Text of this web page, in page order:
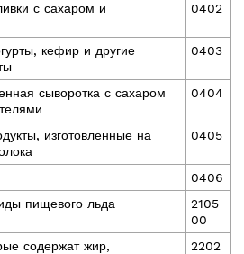
с сахаром и
0402
кефир и другие
0403
сыворотка с сахаром
0404
изготовленные на
0405
0406
пищевого льда
2105
00
содержат жир,
2202